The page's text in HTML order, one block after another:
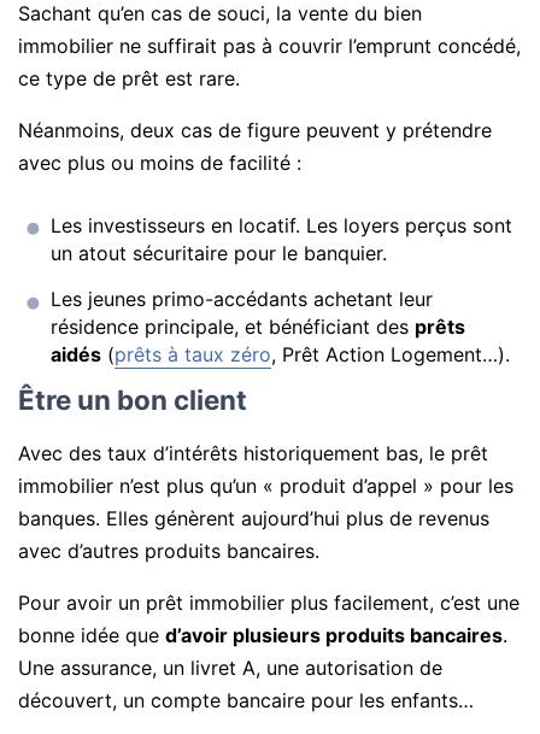
Sachant qu’en cas de souci, la vente du bien
immobilier ne suffirait pas à couvrir l’emprunt concédé,
ce type de prêt est rare.
Néanmoins, deux cas de figure peuvent y prétendre
avec plus ou moins de facilité :
Les investisseurs en locatif. Les loyers perçus sont
un atout sécuritaire pour le banquier.
Les jeunes primo-accédants achetant leur
résidence principale, et bénéficiant des prêts
aidés (prêts à taux zéro, Prêt Action Logement…).
Être un bon client
Avec des taux d’intérêts historiquement bas, le prêt
immobilier n’est plus qu’un « produit d’appel » pour les
banques. Elles génèrent aujourd’hui plus de revenus
avec d’autres produits bancaires.
Pour avoir un prêt immobilier plus facilement, c’est une
bonne idée que d’avoir plusieurs produits bancaires.
Une assurance, un livret A, une autorisation de
découvert, un compte bancaire pour les enfants…